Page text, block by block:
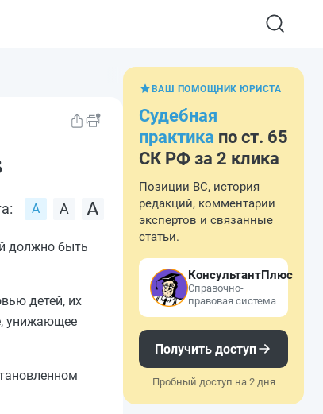
должно быть
детей, их
унижающее
ВАШ ПОМОЩНИК ЮРИСТА
Судебная
практика по ст. 65
СК РФ за 2 клика
Позиции ВС, история
редакций, комментарии
экспертов и связанные
статьи.
КонсультантПлюс
Справочно-
правовая система
Получить доступ
Пробный доступ на 2 дня